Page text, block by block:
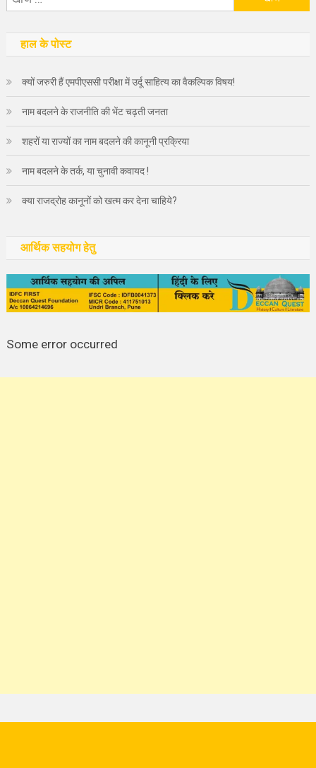
हाल के पोस्ट
क्यों जरुरी हैं एमपीएससी परीक्षा में उर्दू साहित्य का वैकल्पिक विषय!
नाम बदलने के राजनीति की भेंट चढ़ती जनता
शहरों या राज्यों का नाम बदलने की कानूनी प्रक्रिया
नाम बदलने के तर्क, या चुनावी कवायद !
क्या राजद्रोह कानूनों को खत्म कर देना चाहिये?
आर्थिक सहयोग हेतु
Some error occurred